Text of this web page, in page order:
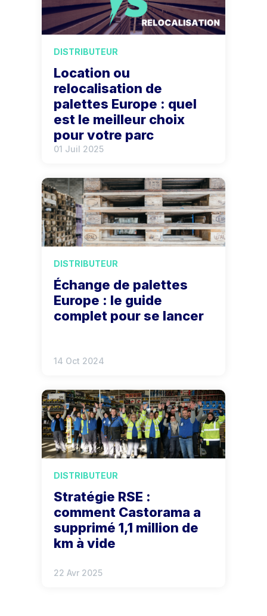
DISTRIBUTEUR
Location ou
relocalisation de
palettes Europe : quel
est le meilleur choix
pour votre parc
01 Juil 2025
DISTRIBUTEUR
Échange de palettes
Europe : le guide
complet pour se lancer
14 Oct 2024
DISTRIBUTEUR
Stratégie RSE :
comment Castorama a
supprimé 1,1 million de
km à vide
22 Avr 2025